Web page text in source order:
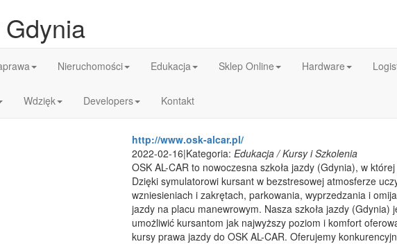
Gdynia
Nieruchomości Edukacja Sklep Online Hardware
Wdzięk Developers Kontakt
http://www.osk-alcar.pl/
2022-02-16|Kategoria: Edukacja / Kursy i Szkolenia
OSK AL-CAR to nowoczesna szkoła jazdy (Gdynia), w
Dzięki symulatorowi kursant w bezstresowej atmosferze
wzniesieniach i zakrętach, parkowania, wyprzedzania i
jazdy na placu manewrowym. Nasza szkoła jazdy
umożliwić kursantom jak najwyższy poziom i komfort
kursy prawa jazdy do OSK AL-CAR. Oferujemy